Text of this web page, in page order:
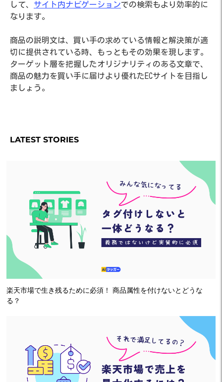
して、 サイト内ナビゲーションでの検索もより効率的に
なります。
商品の説明文は、買い手の求めている情報と解決策が適
切に提供されている時、もっともその効果を現します。
ターゲット層を把握したオリジナリティのある文章で、
商品の魅力を買い手に届けより優れたECサイトを目指し
ましょう。
LATEST STORIES
楽天市場で生き残るために必須！ 商品属性を付けないとどうな
る？